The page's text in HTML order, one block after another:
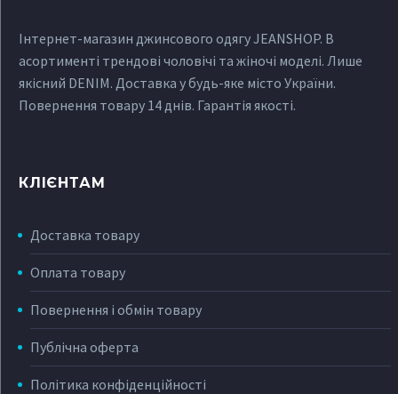
Інтернет-магазин джинсового одягу JEANSHOP. В
асортименті трендові чоловічі та жіночі моделі. Лише
якісний DENIM. Доставка у будь-яке місто України.
Повернення товару 14 днів. Гарантія якості.
КЛІЄНТАМ
Доставка товару
Оплата товару
Повернення і обмін товару
Публічна оферта
Політика конфіденційності